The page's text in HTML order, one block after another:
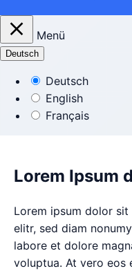
Menü
Deutsch
Deutsch
English
Français
Lorem Ipsum
Lorem ipsum dolor
elitr, sed diam
labore et dolore
voluptua. At vero eos